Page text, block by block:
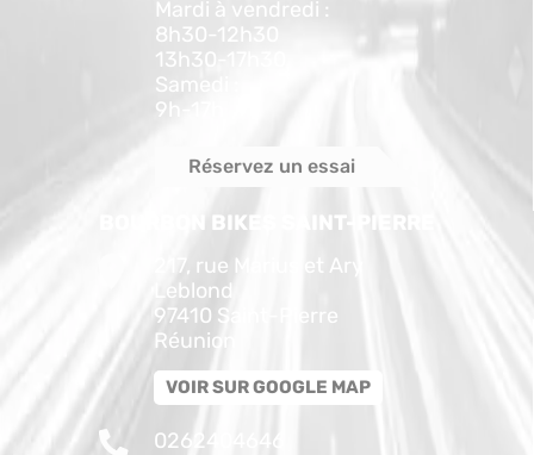
Mardi à vendredi :
8h30-12h30
13h30-17h30
Samedi :
9h-17h
Réservez un essai
BOURBON BIKES SAINT-PIERRE
217, rue Marius et Ary
Leblond
97410 Saint-Pierre
Réunion
VOIR SUR GOOGLE MAP
0262404646